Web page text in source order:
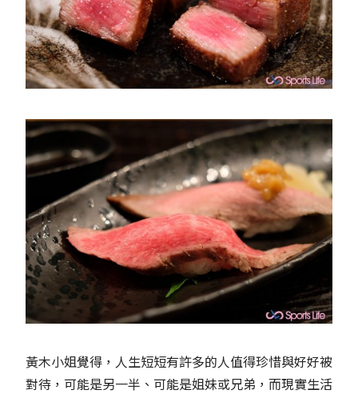
黃木小姐覺得，人生短短有許多的人值得珍惜與好好被
對待，可能是另一半、可能是姐妹或兄弟，而現實生活